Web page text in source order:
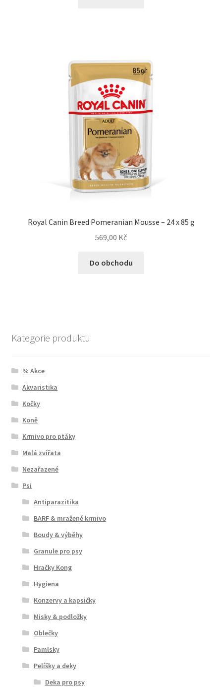
Royal Canin Breed Pomeranian Mousse – 24 x 85 g
569,00 Kč
Do obchodu
Kategorie produktu
% Akce
Akvaristika
Kočky
Koně
Krmivo pro ptáky
Malá zvířata
Nezařazené
Psi
Antiparazitika
BARF & mražené krmivo
Boudy & výběhy
Granule pro psy
Hračky Kong
Hygiena
Konzervy a kapsičky
Misky & podložky
Oblečky
Pamlsky
Pelíšky a deky
Deka pro psy